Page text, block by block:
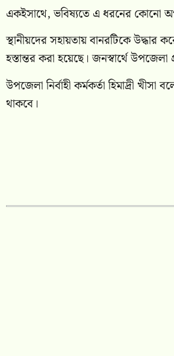
একইসাথে, ভবিষ্যতে এ ধরনের কোনো
স্থানীয়দের সহায়তায় বানরটিকে
হস্তান্তর করা হয়েছে। জনস্বার্থে উপজেলা
উপজেলা নির্বাহী কর্মকর্তা হিমাদ্রী
থাকবে।